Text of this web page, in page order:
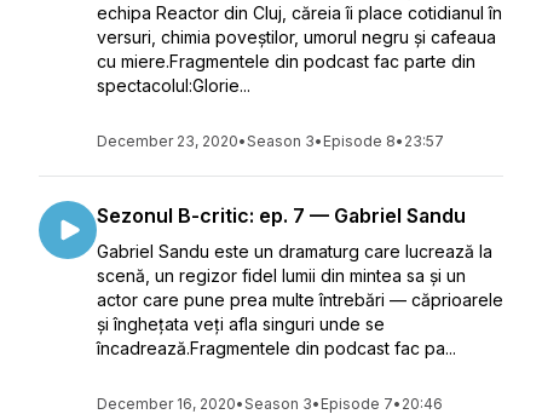
echipa Reactor din Cluj, căreia îi place cotidianul în
versuri, chimia poveștilor, umorul negru și cafeaua
cu miere.Fragmentele din podcast fac parte din
spectacolul:Glorie...
December 23, 2020•Season 3• Episode 8• 23:57
Sezonul B-critic: ep. 7 — Gabriel Sandu
Gabriel Sandu este un dramaturg care lucrează la
scenă, un regizor fidel lumii din mintea sa și un
actor care pune prea multe întrebări — căprioarele
și înghețata veți afla singuri unde se
încadrează.Fragmentele din podcast fac pa...
December 16, 2020•Season 3• Episode 7• 20:46